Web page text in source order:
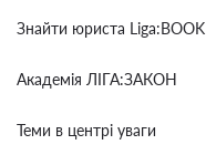
Знайти юриста Liga:BOOK
Академія ЛІГА:ЗАКОН
Теми в центрі уваги